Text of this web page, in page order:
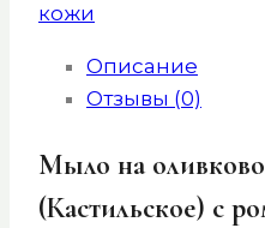
кожи
Описание
Отзывы (0)
Мыло на
(Кастильское) с